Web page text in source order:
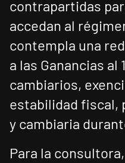
contrapartidas
accedan al
contempla una
a las Ganancias al
cambiarios,
estabilidad fiscal,
y cambiaria
Para la